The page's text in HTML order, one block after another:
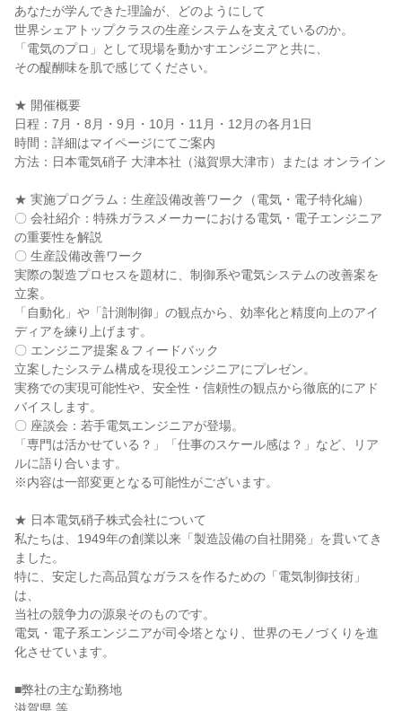
あなたが学んできた理論が、どのようにして
世界シェアトップクラスの生産システムを支えているのか。
「電気のプロ」として現場を動かすエンジニアと共に、
その醍醐味を肌で感じてください。
★ 開催概要
日程：7月・8月・9月・10月・11月・12月の各月1日
時間：詳細はマイページにてご案内
方法：日本電気硝子 大津本社（滋賀県大津市）または オンライン
★ 実施プログラム：生産設備改善ワーク（電気・電子特化編）
〇 会社紹介：特殊ガラスメーカーにおける電気・電子エンジニア
の重要性を解説
〇 生産設備改善ワーク
実際の製造プロセスを題材に、制御系や電気システムの改善案を
立案。
「自動化」や「計測制御」の観点から、効率化と精度向上のアイ
ディアを練り上げます。
〇 エンジニア提案＆フィードバック
立案したシステム構成を現役エンジニアにプレゼン。
実務での実現可能性や、安全性・信頼性の観点から徹底的にアド
バイスします。
〇 座談会：若手電気エンジニアが登場。
「専門は活かせている？」「仕事のスケール感は？」など、リア
ルに語り合います。
※内容は一部変更となる可能性がございます。
★ 日本電気硝子株式会社について
私たちは、1949年の創業以来「製造設備の自社開発」を貫いてき
ました。
特に、安定した高品質なガラスを作るための「電気制御技術」
は、
当社の競争力の源泉そのものです。
電気・電子系エンジニアが司令塔となり、世界のモノづくりを進
化させています。
■弊社の主な勤務地